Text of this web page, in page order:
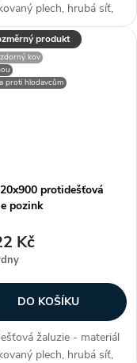
plech, hrubá síť,
plocha sef 0,5113 m²,
přizpůsobitelné díky
lakování RAL, zakryje
otvory, užívané...
produkt
kov
proti hlodavcům
protidešťová
pozink
Kč
DO KOŠÍKU
žaluzie - materiál
plech, hrubá síť,